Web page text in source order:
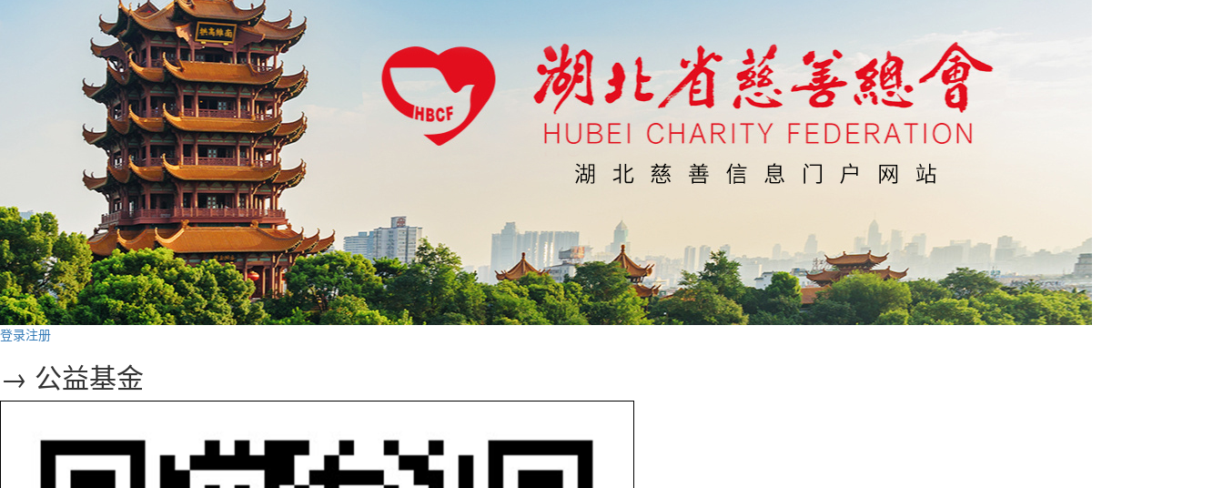
登录注册
→ 公益基金